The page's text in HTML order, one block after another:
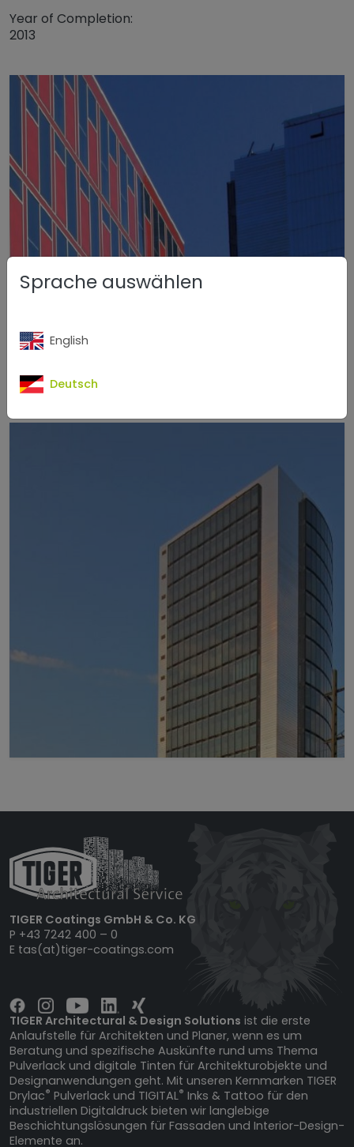
Year of Completion:
2013
TIGER Coatings GmbH & Co. KG
P +43 7242 400 – 0
E tas(at)tiger-coatings.com
TIGER Architectural & Design Solutions ist die erste
Anlaufstelle für Architekten und Planer, wenn es um
Beratung und spezifische Auskünfte rund ums Thema
Pulverlack und digitale Tinten für Architekturobjekte und
Designanwendungen geht. Mit unseren Kernmarken TIGER
Drylac® Pulverlack und TIGITAL® Inks & Tattoo für den
industriellen Digitaldruck bieten wir langlebige
Beschichtungslösungen für Fassaden und Interior-Design-
Elemente an.
Sprache auswählen
English
Deutsch